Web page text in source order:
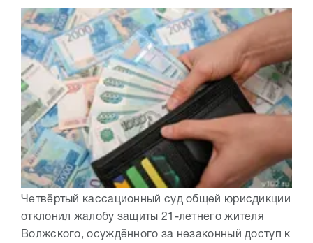
Четвёртый кассационный суд общей юрисдикции
отклонил жалобу защиты 21-летнего жителя
Волжского, осуждённого за незаконный доступ к